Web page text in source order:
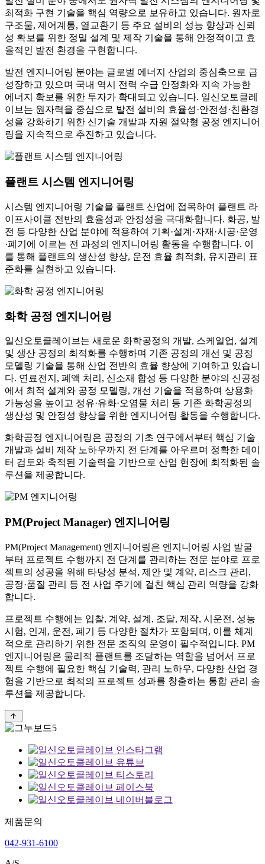
최적화 구현 기술을 핵심 역량으로 보유하고 있습니다. 원자로
구조물, 제어계통, 열교환기 등 주요 설비의 성능 향상과 신뢰
성 확보를 위한 정밀 설계 및 제작 기술을 통해 안정적이고 효
율적인 발전 환경을 구현합니다.
발전 엔지니어링 분야는 글로벌 에너지 산업의 중심축으로 급
성장하고 있으며 국내 역시 전력 수급 안정화와 지속 가능한
에너지 확보를 위한 투자가 확대되고 있습니다. 일신오토클레
이브는 원자력을 중심으로 발전 설비의 효율성·안전성·친환경
성을 강화하기 위한 신기술 개발과 자원 절약형 공정 엔지니어
링을 지속적으로 추진하고 있습니다.
플랜트 시스템 엔지니어링
시스템 엔지니어링 기술을 플랜트 산업에 접목하여 플랜트 라
이프사이클 전반의 효율성과 안정성을 극대화합니다. 화공, 발
전 등 다양한 산업 분야에 적용하여 기획·설계·자재·시공·운영
·폐기에 이르는 전 과정의 엔지니어링 활동을 수행합니다. 이
를 통해 플랜트의 생산성 향상, 운전 효율 최적화, 유지관리 표
준화를 실현하고 있습니다.
화학 공정 엔지니어링
일신오토클레이브는 새로운 화학공정의 개발, 스케일업, 설계
및 생산 공정의 최적화를 수행하며 기존 공정의 개선 및 공정
모델링 기술을 통해 산업 전반의 효율 향상에 기여하고 있습니
다. 연료전지, 폐액 처리, 신소재 합성 등 다양한 분야의 신공정
에서 최적 설계와 공정 모델링, 개선 기술을 적용하여 상용화
가능성을 높이고 정유·유화·오염물 처리 등 기존 화학공정의
생산성 및 안정성 향상을 위한 엔지니어링 활동을 수행합니다.
화학공정 엔지니어링은 공정의 기초 연구에서부터 핵심 기술
개발과 설비 제작 노하우까지 전 단계를 아우르며 정확한 데이
터 검토와 축적된 기술력을 기반으로 산업 현장에 최적화된 솔
루션을 제공합니다.
PM(Project Manager) 엔지니어링
PM(Project Management) 엔지니어링은 엔지니어링 사업 발굴
부터 프로젝트 수행까지 전 단계를 관리하는 전문 분야로 프로
젝트의 성공을 위해 타당성 분석, 제안 및 계약, 리스크 관리,
공정·품질 관리 등 전 사업 주기에 걸친 핵심 관리 역량을 강화
합니다.
프로젝트 수행에는 입찰, 계약, 설계, 조달, 제작, 시운전, 성능
시험, 인계, 운전, 폐기 등 다양한 절차가 포함되며, 이를 체계
적으로 관리하기 위한 전문 조직의 운영이 필수적입니다. PM
엔지니어링은 물리적 플랜트를 조달하는 역할을 넘어서 프로
젝트 수행에 필요한 핵심 기술력, 관리 노하우, 다양한 산업 경
험을 기반으로 최적의 프로젝트 성과를 창출하는 통합 관리 솔
루션을 제공합니다.
제품문의
042-931-6100